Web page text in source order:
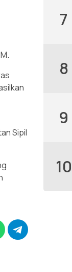
Sipil
7
8
9
10